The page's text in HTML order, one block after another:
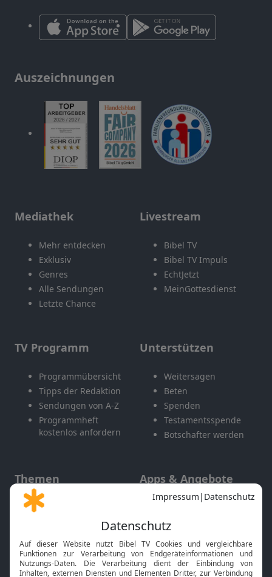
Auszeichnungen
Mediathek
Mehr entdecken
Exklusiv
Genres
Alle Sendungen
Letzte Chance
Livestream
Bibel TV
Bibel TV Impuls
EchtJetzt
MeinGottesdienst
TV Programm
Programmübersicht
Tipps der Redaktion
Sendungen von A-Z
Programmheft
kostenlos anfordern
Unterstützen
Weitersagen
Beten
Spenden
Testamentsspende
Botschafter werden
Themen
Gott und Bibel erklärt
Neuigkeiten
Apps & Angebote
Mobile App
Smart TV
HbbTV